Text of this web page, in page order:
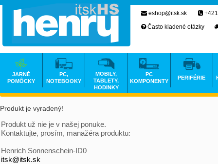
Produkt je vyradený!
Produkt už nie je v našej ponuke.
Kontaktujte, prosím, manažéra produktu:
Henrich Sonnenschein-ID0
itsk@itsk.sk
eshop@itsk.sk
Často kladené otázky
JARNÉ
POMÔCKY
PC,
NOTEBOOKY
MOBILY,
TABLETY,
HODINKY
PC
KOMPONENTY
PERIFÉRIE